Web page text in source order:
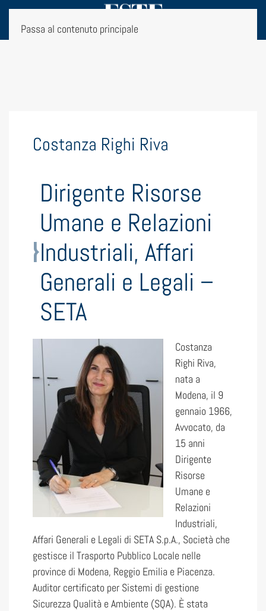
Passa al contenuto principale
Costanza Righi Riva
Dirigente Risorse
Umane e Relazioni
Industriali, Affari
Generali e Legali –
SETA
Costanza
Righi Riva,
nata a
Modena, il 9
gennaio 1966,
Avvocato, da
15 anni
Dirigente
Risorse
Umane e
Relazioni
Industriali,
Affari Generali e Legali di SETA S.p.A., Società che
gestisce il Trasporto Pubblico Locale nelle
province di Modena, Reggio Emilia e Piacenza.
Auditor certificato per Sistemi di gestione
Sicurezza Qualità e Ambiente (SQA). È stata